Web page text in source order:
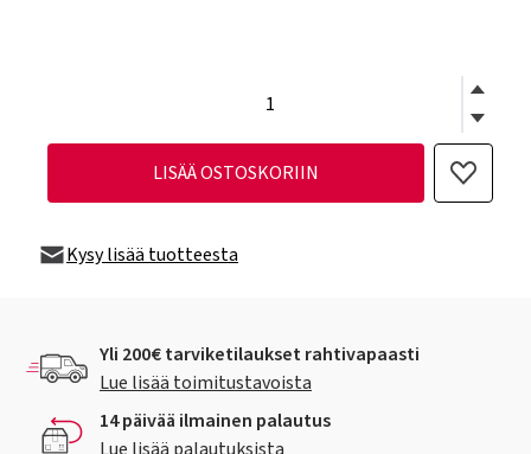
LISÄÄ OSTOSKORIIN
Kysy lisää tuotteesta
Yli 200€ tarviketilaukset rahtivapaasti
Lue lisää toimitustavoista
14 päivää ilmainen palautus